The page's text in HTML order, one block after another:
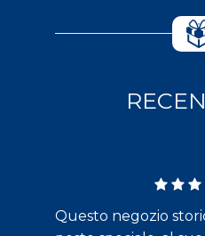
Questo negozio